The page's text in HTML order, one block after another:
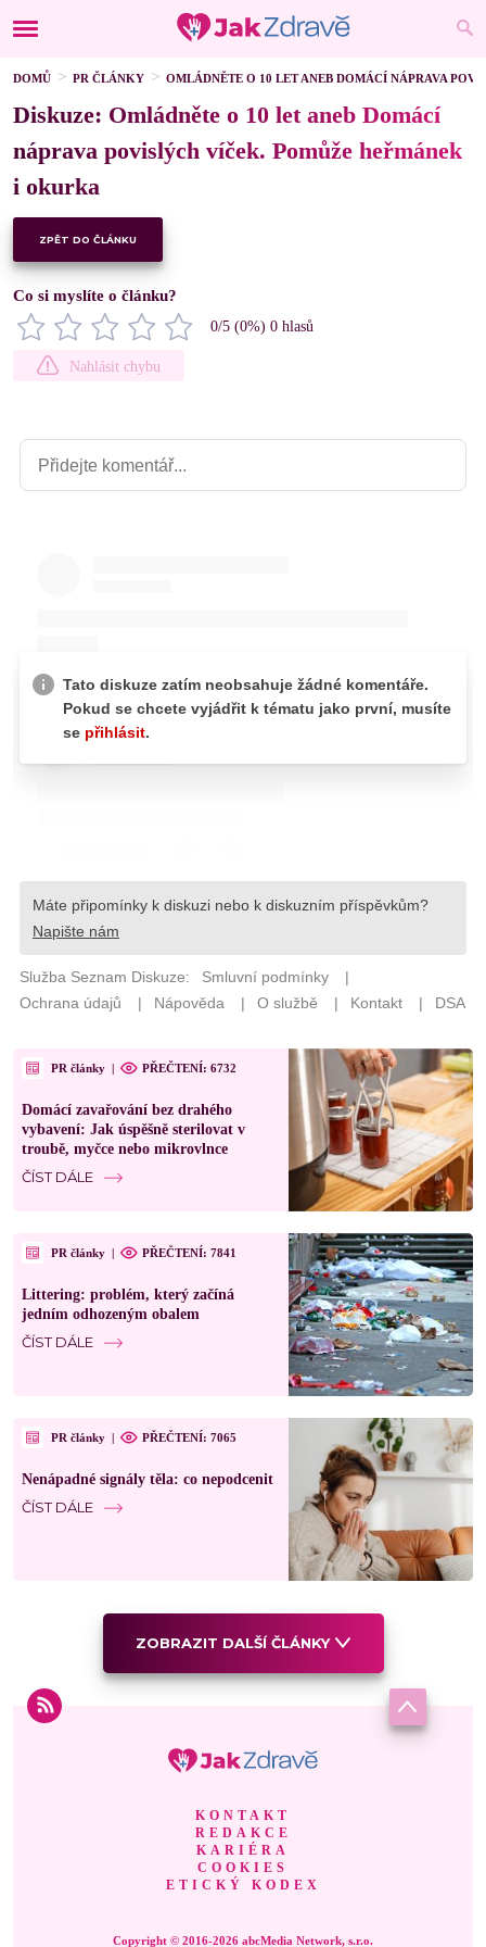
DOMŮ PR ČLÁNKY OMLÁDNĚTE O 10 LET ANEB DOMÁCÍ NÁPRAVA
Diskuze: Omládněte o 10 let aneb Domácí
náprava povislých víček. Pomůže heřmánek
i okurka
ZPĚT DO ČLÁNKU
Co si myslíte o článku?
0/5 (0%) 0 hlasů
Nahlásit chybu
PR články | PŘEČTENÍ: 6732
Domácí zavařování bez drahého
vybavení: Jak úspěšně sterilovat v
troubě, myčce nebo mikrovlnce
ČÍST DÁLE
PR články | PŘEČTENÍ: 7841
Littering: problém, který začíná
jedním odhozeným obalem
ČÍST DÁLE
PR články | PŘEČTENÍ: 7065
Nenápadné signály těla: co nepodcenit
ČÍST DÁLE
ZOBRAZIT DALŠÍ ČLÁNKY
KONTAKT
REDAKCE
KARIÉRA
COOKIES
ETICKÝ KODEX
Copyright © 2016-2026 abcMedia Network, s.r.o.